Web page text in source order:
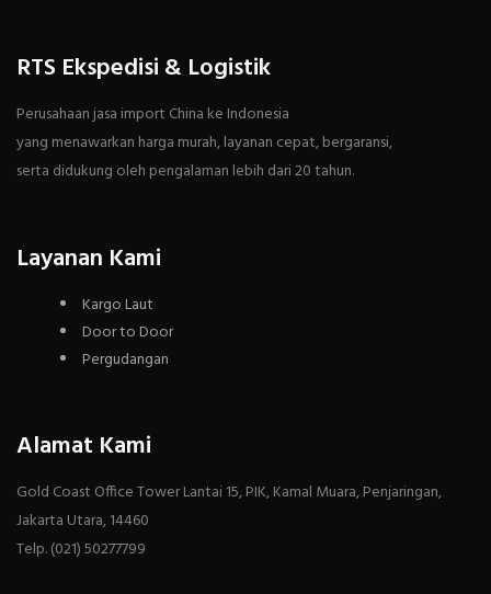
RTS Ekspedisi & Logistik
Perusahaan jasa import China ke Indonesia
yang menawarkan harga murah, layanan cepat, bergaransi,
serta didukung oleh pengalaman lebih dari 20 tahun.
Layanan Kami
Kargo Laut
Door to Door
Pergudangan
Alamat Kami
Gold Coast Office Tower Lantai 15, PIK, Kamal Muara, Penjaringan,
Jakarta Utara, 14460
Telp. (021) 50277799